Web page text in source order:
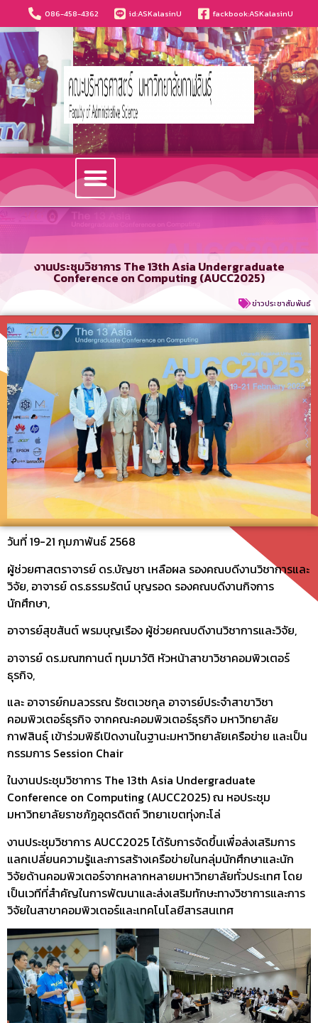
086-458-4362 id:ASKalasinU fackbook:ASKalasinU
งานประชุมวิชาการ The 13th Asia Undergraduate
Conference on Computing (AUCC2025)
ข่าวประชาสัมพันธ์
วันที่ 19-21 กุมภาพันธ์ 2568
ผู้ช่วยศาสตราจารย์ ดร.บัญชา เหลือผล รองคณบดีงานวิชาการและ
วิจัย, อาจารย์ ดร.ธรรมรัตน์ บุญรอด รองคณบดีงานกิจการ
นักศึกษา,
อาจารย์สุขสันต์ พรมบุญเรือง ผู้ช่วยคณบดีงานวิชาการและวิจัย,
อาจารย์ ดร.มณฑกานต์ ทุมมาวัติ หัวหน้าสาขาวิชาคอมพิวเตอร์
ธุรกิจ,
และ อาจารย์กมลวรรณ รัชตเวชกุล อาจารย์ประจำสาขาวิชา
คอมพิวเตอร์ธุรกิจ จากคณะคอมพิวเตอร์ธุรกิจ มหาวิทยาลัย
กาฬสินธุ์ เข้าร่วมพิธีเปิดงานในฐานะมหาวิทยาลัยเครือข่าย และเป็น
กรรมการ Session Chair
ในงานประชุมวิชาการ The 13th Asia Undergraduate
Conference on Computing (AUCC2025) ณ หอประชุม
มหาวิทยาลัยราชภัฏอุตรดิตถ์ วิทยาเขตทุ่งกะโล่
งานประชุมวิชาการ AUCC2025 ได้รับการจัดขึ้นเพื่อส่งเสริมการ
แลกเปลี่ยนความรู้และการสร้างเครือข่ายในกลุ่มนักศึกษาและนัก
วิจัยด้านคอมพิวเตอร์จากหลากหลายมหาวิทยาลัยทั่วประเทศ โดย
เป็นเวทีที่สำคัญในการพัฒนาและส่งเสริมทักษะทางวิชาการและการ
วิจัยในสาขาคอมพิวเตอร์และเทคโนโลยีสารสนเทศ